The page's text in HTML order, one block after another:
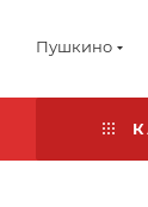
Пушкино